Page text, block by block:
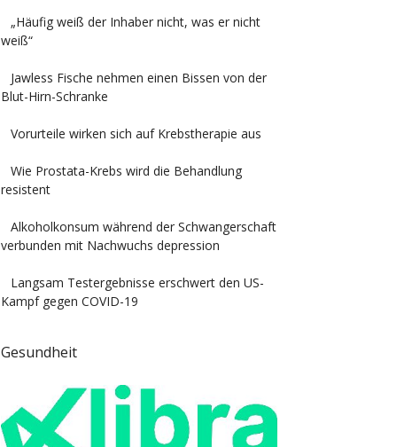
„Häufig weiß der Inhaber nicht, was er nicht
weiß“
Jawless Fische nehmen einen Bissen von der
Blut-Hirn-Schranke
Vorurteile wirken sich auf Krebstherapie aus
Wie Prostata-Krebs wird die Behandlung
resistent
Alkoholkonsum während der Schwangerschaft
verbunden mit Nachwuchs depression
Langsam Testergebnisse erschwert den US-
Kampf gegen COVID-19
Gesundheit